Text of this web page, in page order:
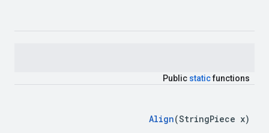
Public staticfunctions
Align(StringPiece x)